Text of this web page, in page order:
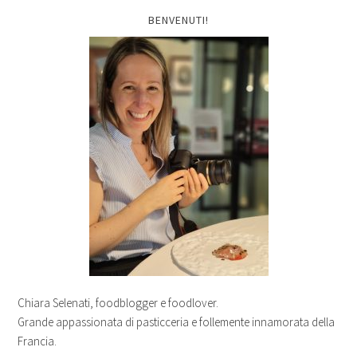
BENVENUTI!
Chiara Selenati, foodblogger e foodlover.
Grande appassionata di pasticceria e follemente innamorata della
Francia.